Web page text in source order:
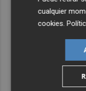
cualquier
cookies .